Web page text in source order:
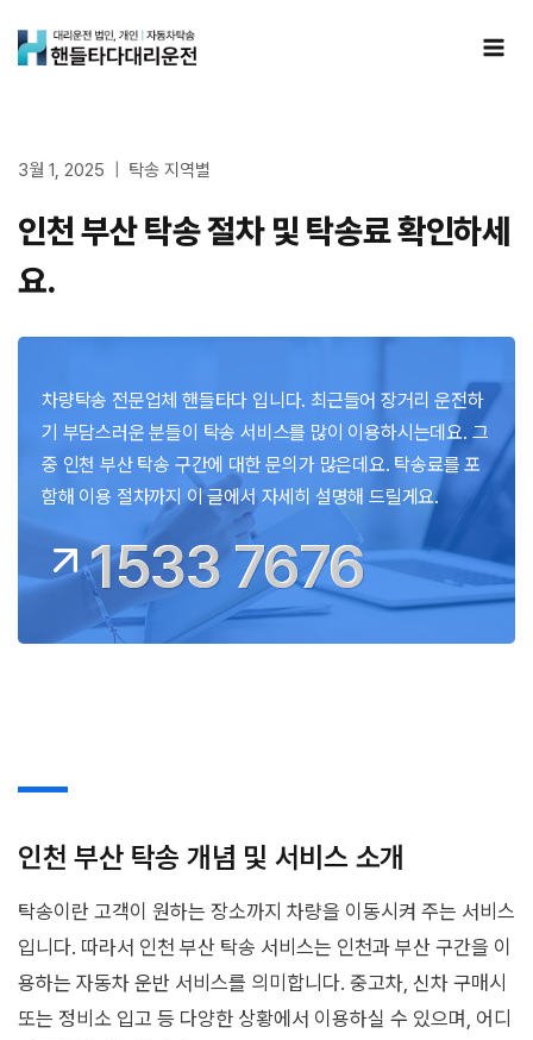
3월 1, 2025 탁송 지역별
인천 부산 탁송 절차 및 탁송료 확인하세
요.
차량탁송 전문업체 핸들타다 입니다. 최근들어 장거리 운전하
기 부담스러운 분들이 탁송 서비스를 많이 이용하시는데요. 그
중 인천 부산 탁송 구간에 대한 문의가 많은데요. 탁송료를 포
함해 이용 절차까지 이 글에서 자세히 설명해 드릴게요.
1533 7676
인천 부산 탁송 개념 및 서비스 소개
탁송이란 고객이 원하는 장소까지 차량을 이동시켜 주는 서비스
입니다. 따라서 인천 부산 탁송 서비스는 인천과 부산 구간을 이
용하는 자동차 운반 서비스를 의미합니다. 중고차, 신차 구매시
또는 정비소 입고 등 다양한 상황에서 이용하실 수 있으며, 어디